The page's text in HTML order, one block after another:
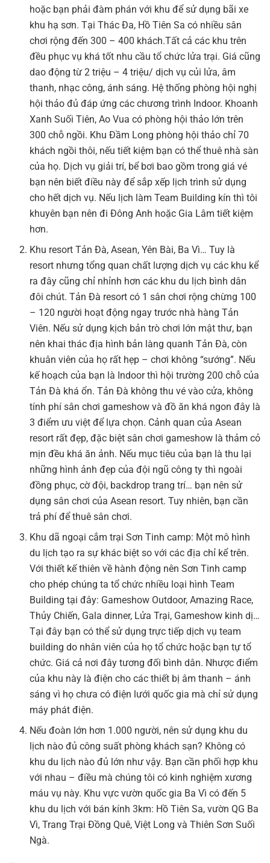
hoặc bạn phải đàm phán với khu để sử dụng bãi xe
khu hạ sơn. Tại Thác Đa, Hồ Tiên Sa có nhiều sân
chơi rộng đến 300 – 400 khách.Tất cả các khu trên
đều phục vụ khá tốt nhu cầu tổ chức lửa trại. Giá cũng
dao động từ 2 triệu – 4 triệu/ dịch vụ củi lửa, âm
thanh, nhạc công, ánh sáng. Hệ thống phòng hội nghị
hội thảo đủ đáp ứng các chương trình Indoor. Khoanh
Xanh Suối Tiên, Ao Vua có phòng hội thảo lớn trên
300 chỗ ngồi. Khu Đầm Long phòng hội thảo chỉ 70
khách ngồi thôi, nếu tiết kiệm bạn có thể thuê nhà sàn
của họ. Dịch vụ giải trí, bể bơi bao gồm trong giá vé
bạn nên biết điều này để sắp xếp lịch trình sử dụng
cho hết dịch vụ. Nếu lịch làm Team Building kín thì tôi
khuyên bạn nên đi Đông Anh hoặc Gia Lâm tiết kiệm
hơn.
Khu resort Tản Đà, Asean, Yên Bài, Ba Vì… Tuy là
resort nhưng tổng quan chất lượng dịch vụ các khu kể
ra đây cũng chỉ nhỉnh hơn các khu du lịch bình dân
đôi chút. Tản Đà resort có 1 sân chơi rộng chừng 100
– 120 người hoạt động ngay trước nhà hàng Tản
Viên. Nếu sử dụng kịch bản trò chơi lớn mật thư, bạn
nên khai thác địa hình bản làng quanh Tản Đà, còn
khuân viên của họ rất hẹp – chơi không “sướng”. Nếu
kế hoạch của bạn là Indoor thì hội trường 200 chỗ của
Tản Đà khá ổn. Tản Đà không thu vé vào cửa, không
tính phí sân chơi gameshow và đồ ăn khá ngon đây là
3 điểm ưu việt để lựa chọn. Cảnh quan của Asean
resort rất đẹp, đặc biệt sân chơi gameshow là thảm cỏ
mịn đều khá ăn ảnh. Nếu mục tiêu của bạn là thu lại
những hình ảnh đẹp của đội ngũ công ty thì ngoài
đồng phục, cờ đội, backdrop trang trí… bạn nên sử
dụng sân chơi của Asean resort. Tuy nhiên, bạn cần
trả phí để thuê sân chơi.
Khu dã ngoại cắm trại Sơn Tinh camp: Một mô hình
du lịch tạo ra sự khác biệt so với các địa chỉ kể trên.
Với thiết kế thiên về hành động nên Sơn Tinh camp
cho phép chúng ta tổ chức nhiều loại hình Team
Building tại đây: Gameshow Outdoor, Amazing Race,
Thủy Chiến, Gala dinner, Lửa Trại, Gameshow kinh dị…
Tại đây bạn có thể sử dụng trực tiếp dịch vụ team
building do nhân viên của họ tổ chức hoặc bạn tự tổ
chức. Giá cả nơi đây tương đối bình dân. Nhược điểm
của khu này là điện cho các thiết bị âm thanh – ánh
sáng vì họ chưa có điện lưới quốc gia mà chỉ sử dụng
máy phát điện.
Nếu đoàn lớn hơn 1.000 người, nên sử dụng khu du
lịch nào đủ công suất phòng khách sạn? Không có
khu du lịch nào đủ lớn như vậy. Bạn cần phối hợp khu
với nhau – điều mà chúng tôi có kinh nghiệm xương
máu vụ này. Khu vực vườn quốc gia Ba Vì có đến 5
khu du lịch với bán kính 3km: Hồ Tiên Sa, vườn QG Ba
Vì, Trang Trại Đồng Quê, Việt Long và Thiên Sơn Suối
Ngà.